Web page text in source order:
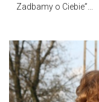
Zadbamy o Ciebie”...